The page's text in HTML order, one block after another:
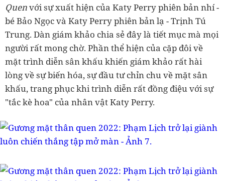
Quenvới sự xuất hiện của Katy Perry phiên bản nhí -
bé Bảo Ngọc và Katy Perry phiên bản lạ - Trịnh Tú
Trung. Dàn giám khảo chia sẻ đây là tiết mục mà mọi
người rất mong chờ. Phần thể hiện của cặp đôi về
mặt trình diễn sân khấu khiến giám khảo rất hài
lòng về sự biến hóa, sự đầu tư chỉn chu về mặt sân
khấu, trang phục khi trình diễn rất đồng điệu với sự
"tắc kè hoa" của nhân vật Katy Perry.